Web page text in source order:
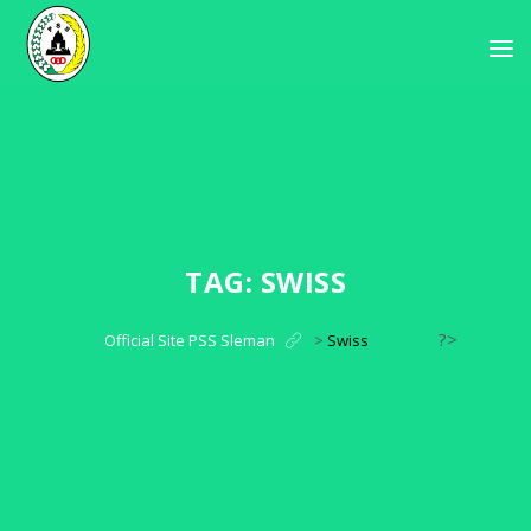
TAG: SWISS
Official Site PSS Sleman > Swiss ?>